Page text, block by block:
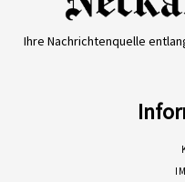
Ihre Nachrichtenquelle